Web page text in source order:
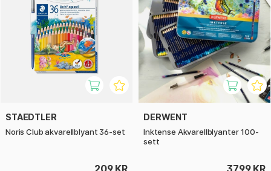
STAEDTLER
Noris Club akvarellblyant 36-set
DERWENT
Inktense Akvarellblyanter 100-
sett